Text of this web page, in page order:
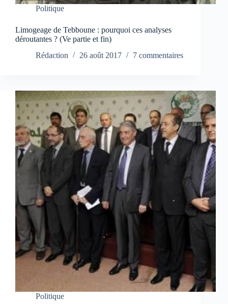
Politique
Limogeage de Tebboune : pourquoi ces analyses
déroutantes ? (Ve partie et fin)
Rédaction
26 août 2017 7 commentaires
Politique